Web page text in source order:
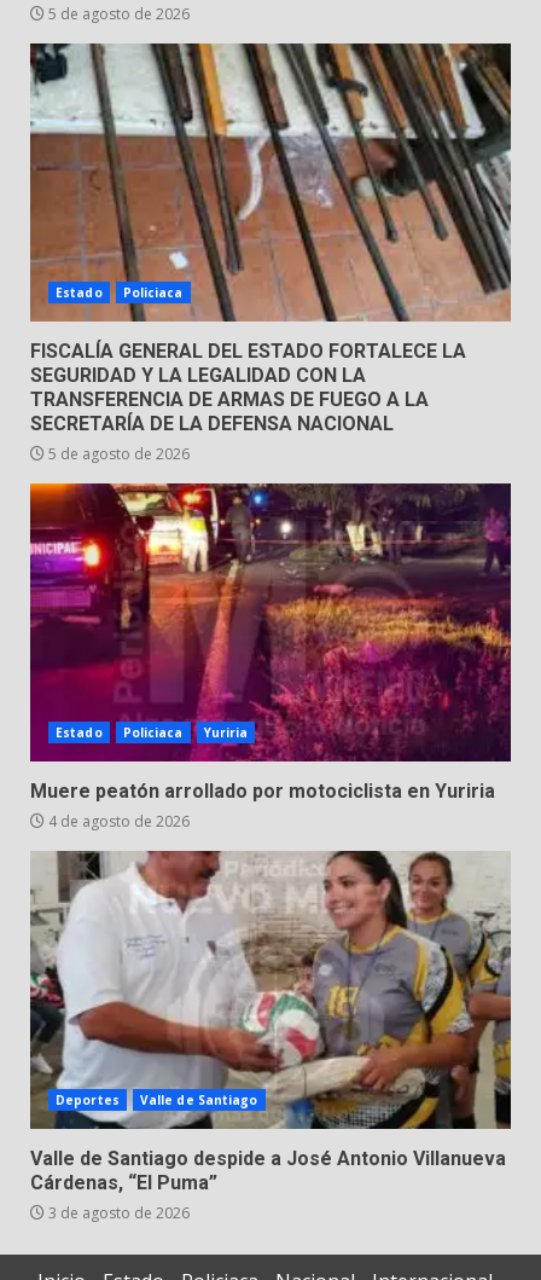
5
6
Emboscada a policías en Yuriria
31 de julio de 2026
Envía Gobierno de la Gente más
de 77 mil
30 de julio de 2026
5 de agosto de 2026
Estado Policiaca
FISCALÍA GENERAL DEL ESTADO FORTALECE LA
SEGURIDAD Y LA LEGALIDAD CON LA
TRANSFERENCIA DE ARMAS DE FUEGO A LA
SECRETARÍA DE LA DEFENSA NACIONAL
5 de agosto de 2026
Estado Policiaca Yuriria
Muere peatón arrollado por motociclista en Yuriria
4 de agosto de 2026
Deportes Valle de Santiago
Valle de Santiago despide a José Antonio Villanueva
Cárdenas, “El Puma”
3 de agosto de 2026